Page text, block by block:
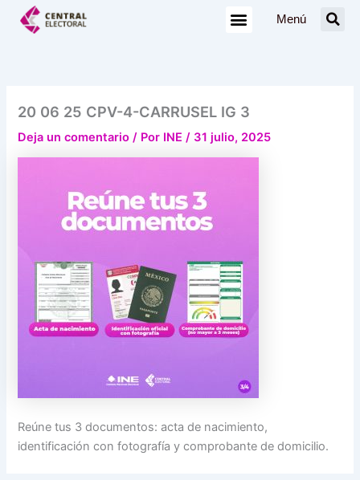
Menú
20 06 25 CPV-4-CARRUSEL IG 3
Deja un comentario / Por INE/ 31 julio, 2025
Reúne tus 3 documentos: acta de nacimiento,
identificación con fotografía y comprobante de domicilio.